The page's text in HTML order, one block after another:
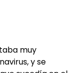
muy
y se